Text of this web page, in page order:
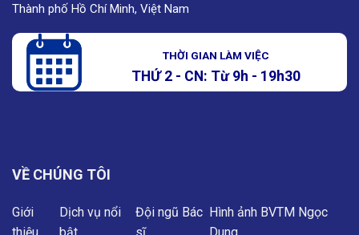
Thành phố Hồ Chí Minh, Việt Nam
THỜI GIAN LÀM VIỆC
THỨ 2 - CN: Từ 9h - 19h30
VỀ CHÚNG TÔI
Giới
Dịch vụ nổi
Đội ngũ Bác Hình ảnh BVTM Ngọc